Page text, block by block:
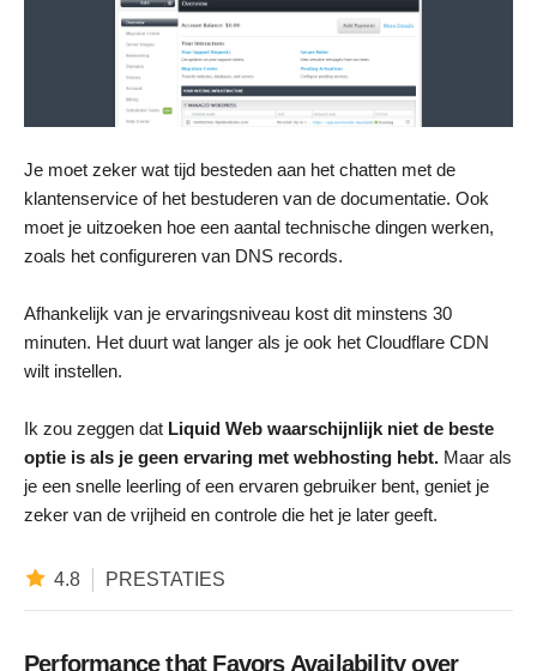
Je moet zeker wat tijd besteden aan het chatten met de
klantenservice of het bestuderen van de documentatie. Ook
moet je uitzoeken hoe een aantal technische dingen werken,
zoals het configureren van DNS records.
Afhankelijk van je ervaringsniveau kost dit minstens 30
minuten. Het duurt wat langer als je ook het Cloudflare CDN
wilt instellen.
Ik zou zeggen dat Liquid Web waarschijnlijk niet de beste
optie is als je geen ervaring met webhosting hebt. Maar als
je een snelle leerling of een ervaren gebruiker bent, geniet je
zeker van de vrijheid en controle die het je later geeft.
4.8 PRESTATIES
Performance that Favors Availability over